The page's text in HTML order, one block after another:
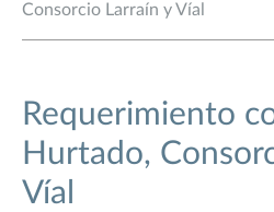
Consorcio Larraín y Víal
Requerimiento
Hurtado,
Víal